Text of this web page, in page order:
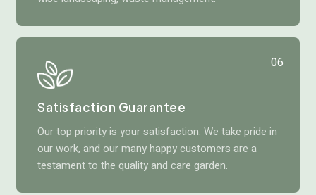
06
Satisfaction Guarantee
Our top priority is your satisfaction. We take pride in
our work, and our many happy customers are a
testament to the quality and care garden.